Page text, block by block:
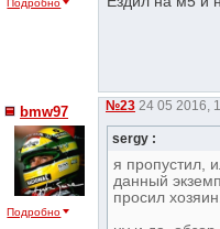
Подробно
bmw97
Подробно
№23 24 05 2016,
sergy :
я пропустил,
данный
просил